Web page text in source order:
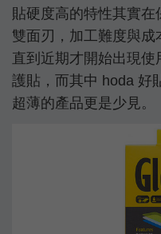
貼硬度高的特性其實
雙面刃，加工難度與
直到近期才開始出現
護貼，而其中 hoda 好
超薄的產品更是少見。